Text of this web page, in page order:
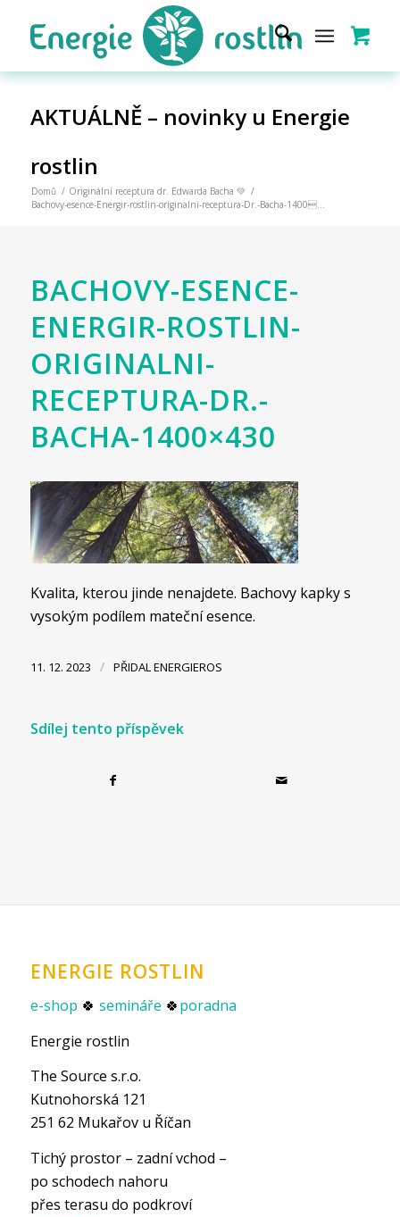
AKTUÁLNĚ – novinky u Energie
rostlin
Domů / Originální receptura dr. Edwarda Bacha 💚 /
Bachovy-esence-Energir-rostlin-originalni-receptura-Dr.-Bacha-1400...
BACHOVY-ESENCE-
ENERGIR-ROSTLIN-
ORIGINALNI-
RECEPTURA-DR.-
BACHA-1400×430
Kvalita, kterou jinde nenajdete. Bachovy kapky s
vysokým podílem mateční esence.
11. 12. 2023 / PŘIDALENERGIEROS
Sdílej tento příspěvek
ENERGIE ROSTLIN
e-shop 🍀 semináře 🍀poradna
Energie rostlin
The Source s.r.o.
Kutnohorská 121
251 62 Mukařov u Říčan
Tichý prostor – zadní vchod –
po schodech nahoru
přes terasu do podkroví